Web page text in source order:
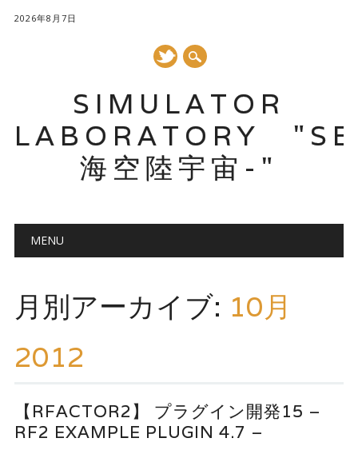
2026年8月7日
SIMULATOR
LABORATORY
海空陸宇宙-"
メインメニュー
ツ
へ
キ
MENU
月別アーカイブ: 10月
2012
【RFACTOR2】 プラグイン開発15 –
RF2 EXAMPLE PLUGIN 4.7 –